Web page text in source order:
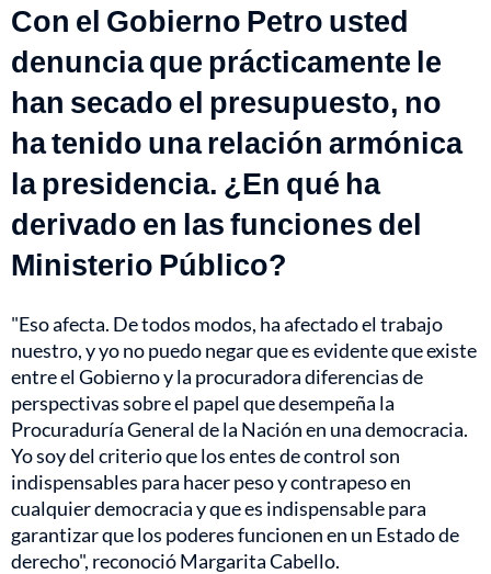
Con el Gobierno Petro usted
denuncia que prácticamente le
han secado el presupuesto, no
ha tenido una relación armónica
la presidencia. ¿En qué ha
derivado en las funciones del
Ministerio Público?
"Eso afecta. De todos modos, ha afectado el trabajo
nuestro, y yo no puedo negar que es evidente que existe
entre el Gobierno y la procuradora diferencias de
perspectivas sobre el papel que desempeña la
Procuraduría General de la Nación en una democracia.
Yo soy del criterio que los entes de control son
indispensables para hacer peso y contrapeso en
cualquier democracia y que es indispensable para
garantizar que los poderes funcionen en un Estado de
derecho", reconoció Margarita Cabello.